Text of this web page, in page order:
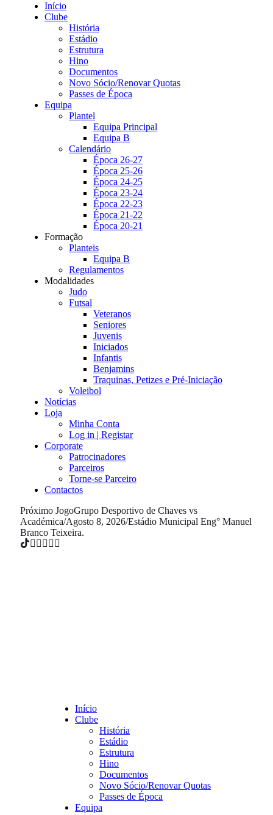
Início
Clube
História
Estádio
Estrutura
Hino
Documentos
Novo Sócio/Renovar Quotas
Passes de Época
Equipa
Plantel
Equipa Principal
Equipa B
Calendário
Época 26-27
Época 25-26
Época 24-25
Época 23-24
Época 22-23
Época 21-22
Época 20-21
Formação
Planteis
Equipa B
Regulamentos
Modalidades
Judo
Futsal
Veteranos
Seniores
Juvenis
Iniciados
Infantis
Benjamins
Traquinas, Petizes e Pré-Iniciação
Voleibol
Notícias
Loja
Minha Conta
Log in | Registar
Corporate
Patrocinadores
Parceiros
Torne-se Parceiro
Contactos
Próximo JogoGrupo Desportivo de Chaves vs
Académica/Agosto 8, 2026/Estádio Municipal Eng° Manuel
Branco Teixeira.
Início
Clube
História
Estádio
Estrutura
Hino
Documentos
Novo Sócio/Renovar Quotas
Passes de Época
Equipa